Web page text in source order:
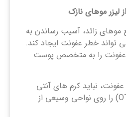
موهای نازک
موهای زائد، آسیب رساندن به
تواند خطر عفونت ایجاد کند.
عفونت را به متخصص پوست
نباید کرم های آنتی
بیوتیک بدون نسخه (OTC) را روی نواحی وسیعی از